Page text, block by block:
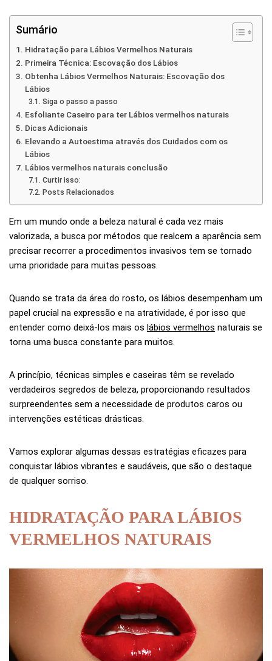
Sumário
Hidratação para Lábios Vermelhos Naturais
Primeira Técnica: Escovação dos Lábios
Obtenha Lábios Vermelhos Naturais: Escovação dos
Lábios
Siga o passo a passo
Esfoliante Caseiro para ter Lábios vermelhos naturais
Dicas Adicionais
Elevando a Autoestima através dos Cuidados com os
Lábios
Lábios vermelhos naturais conclusão
Curtir isso:
Posts Relacionados
Em um mundo onde a beleza natural é cada vez mais
valorizada, a busca por métodos que realcem a aparência sem
precisar recorrer a procedimentos invasivos tem se tornado
uma prioridade para muitas pessoas.
Quando se trata da área do rosto, os lábios desempenham um
papel crucial na expressão e na atratividade, é por isso que
entender como deixá-los mais os lábios vermelhos naturais se
torna uma busca constante para muitos.
A princípio, técnicas simples e caseiras têm se revelado
verdadeiros segredos de beleza, proporcionando resultados
surpreendentes sem a necessidade de produtos caros ou
intervenções estéticas drásticas.
Vamos explorar algumas dessas estratégias eficazes para
conquistar lábios vibrantes e saudáveis, que são o destaque
de qualquer sorriso.
HIDRATAÇÃO PARA LÁBIOS
VERMELHOS NATURAIS